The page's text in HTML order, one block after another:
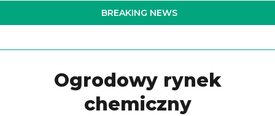
to
BREAKING NEWS
Ogrodowy rynek
chemiczny